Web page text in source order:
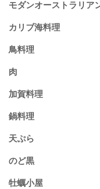
モダンオーストラリア
カリブ海料理
鳥料理
肉
加賀料理
鍋料理
天ぷら
のど黒
牡蠣小屋